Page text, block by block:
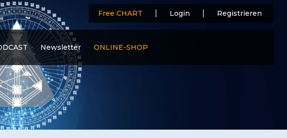
Newsletter ONLINE-SHOP
Free CHART Login Registrieren